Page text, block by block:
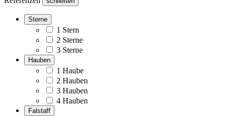
Sterne
1 Stern
2 Sterne
3 Sterne
Hauben
1 Haube
2 Hauben
3 Hauben
4 Hauben
Falstaff